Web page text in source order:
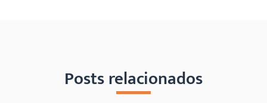
Posts relacionados